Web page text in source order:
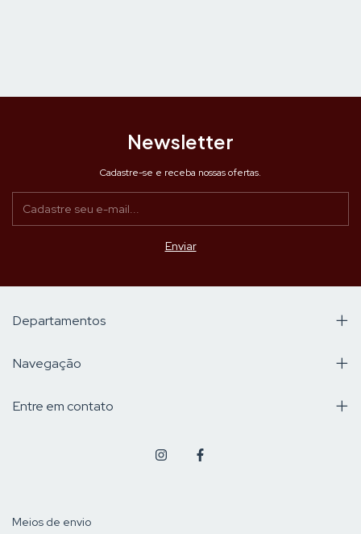
Newsletter
Cadastre-se e receba nossas ofertas.
Departamentos
Navegação
Entre em contato
Meios de envio